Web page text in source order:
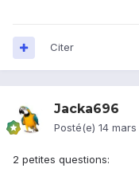
Citer
Jacka696
Posté(e) 14 mars
2 petites questions: